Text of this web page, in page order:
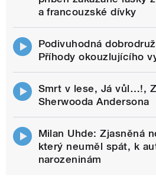
a francouzské dívky
Podivuhodná
Příhody okouzlujícího
Smrt v lese, Já vůl…!,
Sherwooda Andersona
Milan Uhde: Zjasněná
který neuměl spát, k
narozeninám